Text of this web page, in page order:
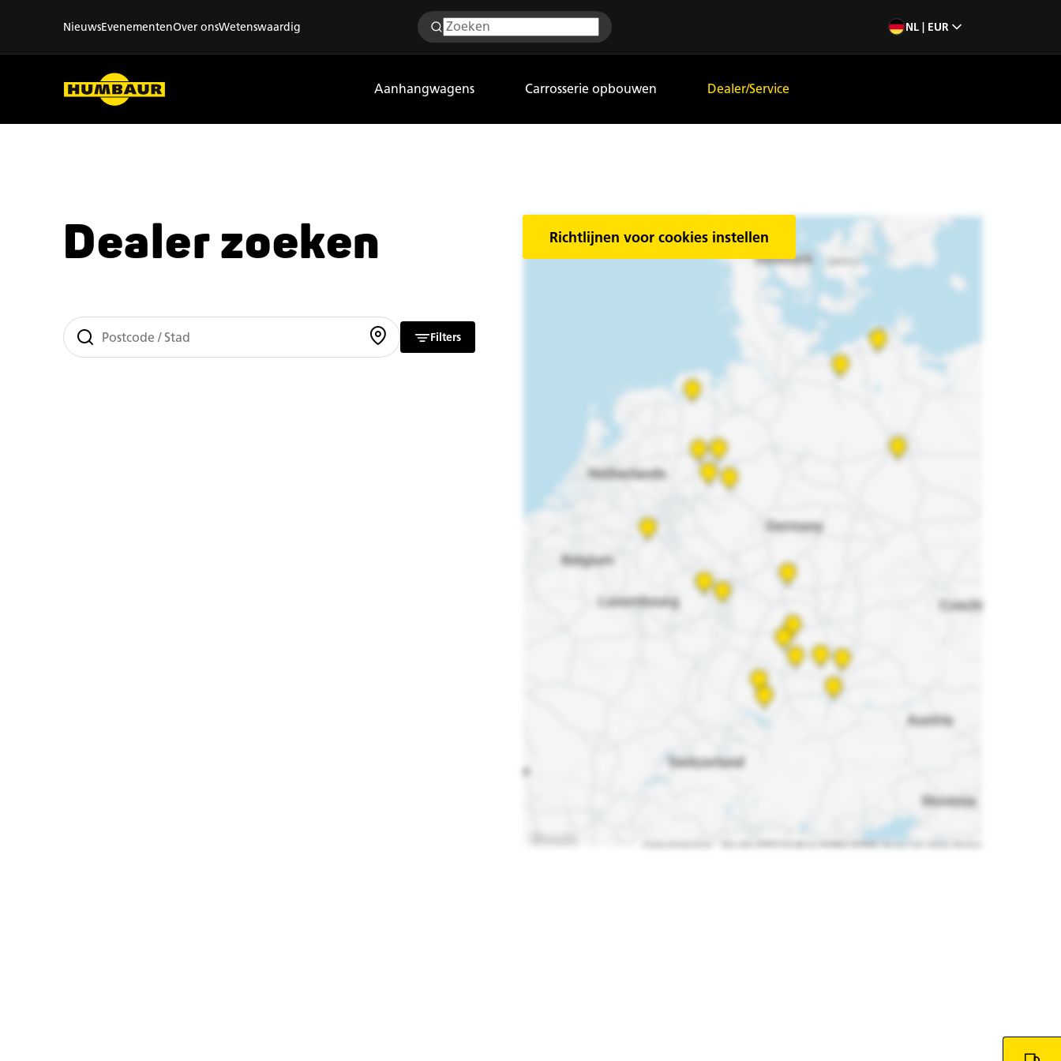
NieuwsEvenementenOver onsWetenswaardig NL | EUR
Aanhangwagens Carrosserie opbouwen Dealer/Service
Dealer zoeken
Filters
Richtlijnen voor cookies instellen